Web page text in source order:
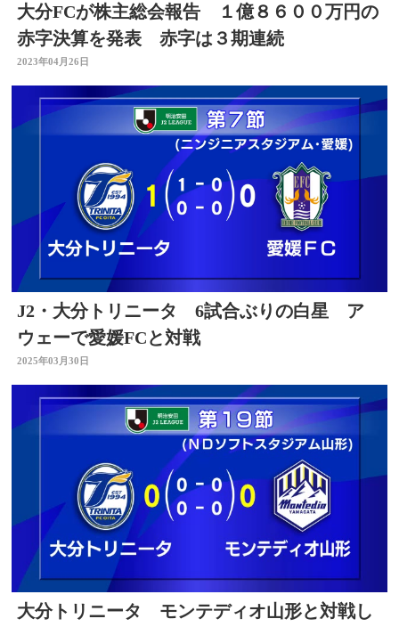
大分FCが株主総会報告 １億８６００万円の
赤字決算を発表 赤字は３期連続
2023年04月26日
J2・大分トリニータ 6試合ぶりの白星 ア
ウェーで愛媛FCと対戦
2025年03月30日
大分トリニータ モンテディオ山形と対戦し